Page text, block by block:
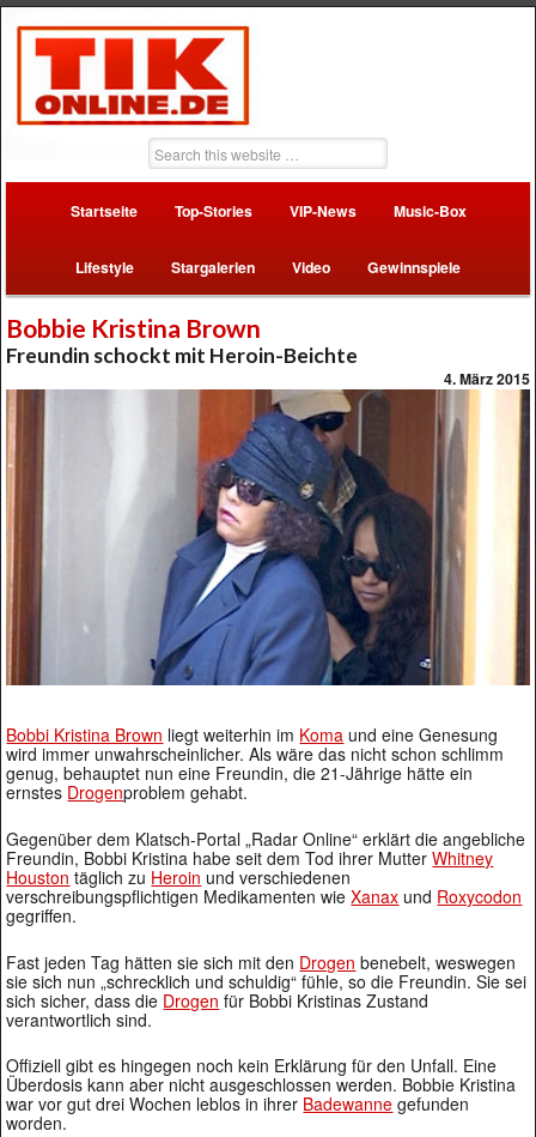
Startseite Top-Stories VIP-News Music-Box
Lifestyle Stargalerien Video Gewinnspiele
Bobbie Kristina Brown
Freundin schockt mit Heroin-Beichte
4. März 2015
Bobbi Kristina Brown liegt weiterhin im Koma und eine Genesung
wird immer unwahrscheinlicher. Als wäre das nicht schon schlimm
genug, behauptet nun eine Freundin, die 21-Jährige hätte ein
ernstes Drogenproblem gehabt.
Gegenüber dem Klatsch-Portal „Radar Online“ erklärt die angebliche
Freundin, Bobbi Kristina habe seit dem Tod ihrer MutterWhitney
Houston täglich zu Heroin und verschiedenen
verschreibungspflichtigen Medikamenten wieXanax und Roxycodon
gegriffen.
Fast jeden Tag hätten sie sich mit den Drogen benebelt, weswegen
sie sich nun „schrecklich und schuldig“ fühle, so die Freundin. Sie sei
sich sicher, dass die Drogen für Bobbi Kristinas Zustand
verantwortlich sind.
Offiziell gibt es hingegen noch kein Erklärung für den Unfall. Eine
Überdosis kann aber nicht ausgeschlossen werden. Bobbie Kristina
war vor gut drei Wochen leblos in ihrer Badewanne gefunden
worden.